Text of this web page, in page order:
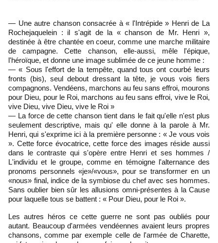
— Une autre chanson consacrée à « l'Intrépide » Henri de La
Rochejaquelein : il s'agit de la « chanson de Mr. Henri »,
destinée à être chantée en coeur, comme une marche militaire
de campagne. Cette chanson, elle-aussi, mêle l'épique,
l'héroïque, et donne une image sublimée de ce jeune homme :
— « Sous l'effort de la tempête, quand tous ont courbé leurs
fronts (bis), seul debout dressant la tête, je vous vois fiers
compagnons. Vendéens, marchons au feu sans effroi, mourons
pour Dieu, pour le Roi, marchons au feu sans effroi, vive le Roi,
vive Dieu, vive Dieu, vive le Roi »
— La force de cette chanson tient dans le fait qu'elle n'est plus
seulement descriptive, mais qu' elle donne à la parole à Mr.
Henri, qui s'exprime ici à la première personne : « Je vous vois
». Cette force évocatrice, cette force des images réside aussi
dans le contraste qui s'opère entre Henri et ses hommes /
L'individu et le groupe, comme en témoigne l'alternance des
pronoms personnels «je»/«vous», pour se transformer en un
«nous» final, indice de la symbiose du chef avec ses hommes.
Sans oublier bien sûr les allusions omni-présentes à la Cause
pour laquelle tous se battent : « Pour Dieu, pour le Roi ».
Les autres héros ce cette guerre ne sont pas oubliés pour
autant. Beaucoup d'armées vendéennes avaient leurs propres
chansons, comme par exemple celle de l'armée de Charette,